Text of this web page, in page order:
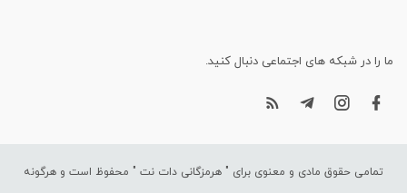
ما را در شبکه های اجتماعی دنبال کنید.
تمامی حقوق مادی و معنوی برای " هرمزگانی دات نت " محفوظ است و هرگونه